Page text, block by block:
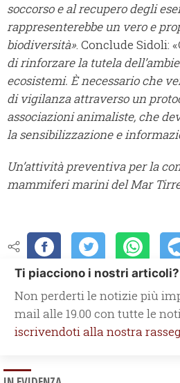
soccorso e al recupero degli
rappresenterebbe un vero e
biodiversità». Conclude Sidoli:
di rinforzare la tutela
ecosistemi. È necessario che
di vigilanza attraverso un
associazioni animaliste, che
la sensibilizzazione e
Un’attività preventiva per la
mammiferi marini del Mar
Ti piacciono i nostri articoli?
Non perderti le notizie più
mail alle 19.00 con tutte le
iscrivendoti alla nostra